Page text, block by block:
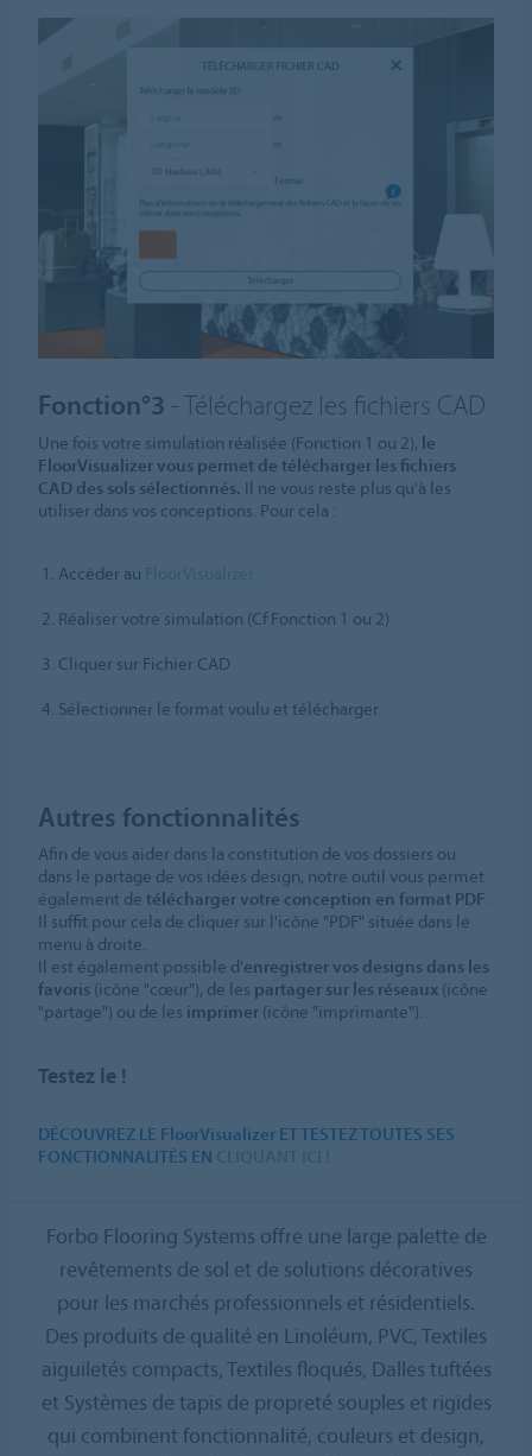
Fonction°3 - Téléchargez les fichiers CAD
Une fois votre simulation réalisée (Fonction 1 ou 2), le
FloorVisualizer vous permet de télécharger les fichiers
CAD des sols sélectionnés. Il ne vous reste plus qu'à les
utiliser dans vos conceptions. Pour cela :
Accéder au
Réaliser votre simulation (Cf Fonction 1 ou 2)
Cliquer sur Fichier CAD
Sélectionner le format voulu et télécharger
Autres fonctionnalités
Afin de vous aider dans la constitution de vos dossiers ou
dans le partage de vos idées design, notre outil vous permet
également detélécharger votre conception en format PDF.
Il suffit pour cela de cliquer sur l'icône "PDF" située dans le
menu à droite.
Il est également possible d'enregistrer vos designs dans les
favoris (icône "cœur"), de les partager sur les réseaux (icône
"partage") ou de les imprimer (icône "imprimante").
Testez le !
DÉCOUVREZ LE FloorVisualizer ET TESTEZ TOUTES SES
FONCTIONNALITÉS EN
Forbo Flooring Systems offre une large palette de
revêtements de sol et de solutions décoratives
pour les marchés professionnels et résidentiels.
Des produits de qualité en Linoléum, PVC, Textiles
aiguiletés compacts, Textiles floqués, Dalles tuftées
et Systèmes de tapis de propreté souples et rigides
qui combinent fonctionnalité, couleurs et design,